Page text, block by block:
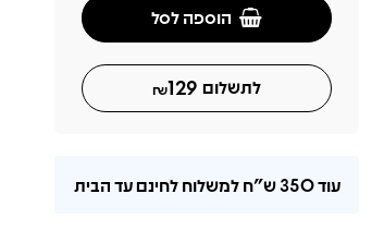
הוספה לסל
לתשלום 129
₪
עוד350 ש"ח למשלוח לחינם עד הבית